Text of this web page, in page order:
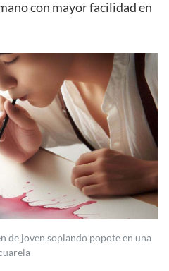
con mayor facilidad en
de joven soplando popote en una